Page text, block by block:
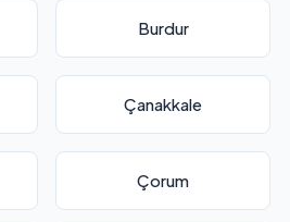
Burdur
Çanakkale
Çorum